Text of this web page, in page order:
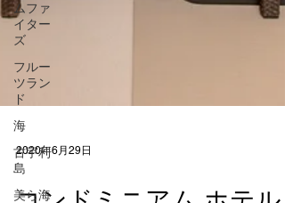
ムファ
イター
ズ
フルー
ツラン
ド
海
古宇利
島
美ら海